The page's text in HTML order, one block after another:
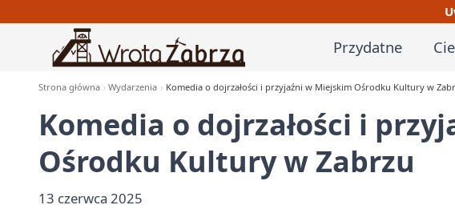
Przydatne
Strona główna Wydarzenia Komedia o dojrzałości i przyjaźni w Miejskim Ośrodku Kultury w
Komedia o dojrzałości i
Ośrodku Kultury w Zabrzu
13 czerwca 2025